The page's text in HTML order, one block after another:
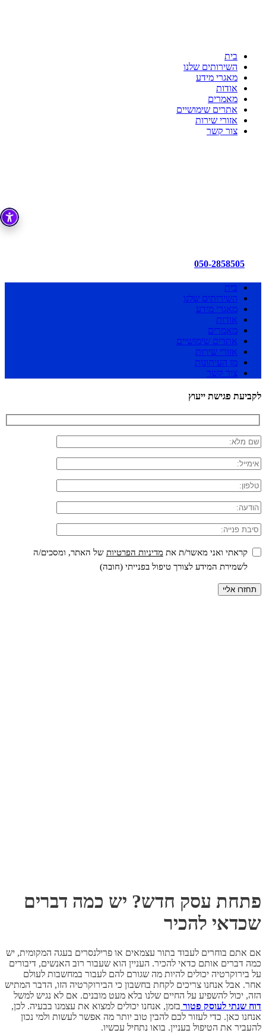
בית
השירותים שלנו
מאגרי מידע
אודות
מאמרים
אתרים שימושיים
אזורי שירות
צור קשר
050-2858505
בית
השירותים שלנו
מאגרי מידע
אודות
מאמרים
אתרים שימושיים
אזורי שירות
מן העיתונות
צור קשר
לקביעת פגישת ייעוץ
קראתי ואני מאשר/ת את מדיניות הפרטיות של האתר, ומסכים/ה
לשמירת המידע לצורך טיפול בפנייתי (חובה)
פתחת עסק חדש? יש כמה דברים
שכדאי להכיר
אם אתם בוחרים לעבוד בתור עצמאים או פרילנסרים בעגה המקומית, יש
כמה דברים אותם כדאי להכיר. העניין הוא שעבור רוב האנשים, דיבורים
על בירוקרטיה יכולים להיות מה שגורם להם לעבור במחשבות לעולם
אחר. אבל אנחנו צריכים לקחת בחשבון כי הבירוקרטיה הזו, הדבר המתיש
הזה, יכול להשפיע על החיים שלנו בלא מעט מובנים. אם לא נגיש למשל
דוח שנתי לעוסק פטור בזמן, אנחנו יכולים למצוא את עצמנו בבעיה. לכן,
אנחנו כאן. כדי לעזור לכם להבין טוב יותר מה אפשר לעשות ולמי נכון
להעביר את הטיפול בעניין. בואו נתחיל עכשיו.